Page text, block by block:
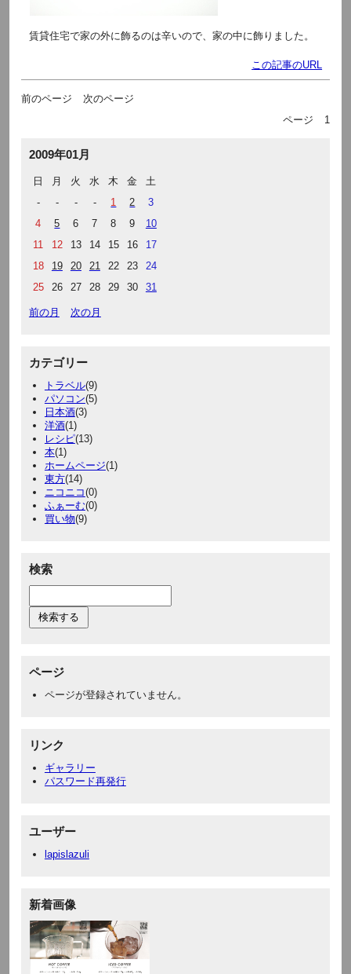
賃貸住宅で家の外に飾るのは辛いので、家の中に飾りました。
この記事のURL
前のページ
次のページ
ページ
1
2009年01月
日 月 火 水 木 金
土
-
- - - 1 2
3
4
5 6 7 8 9
10
11
12 13 14 15 16
17
18
19 20 21 22 23
24
25
26 27 28 29 30 31
前の月 次の月
カテゴリー
トラベル(9)
パソコン(5)
日本酒(3)
洋酒(1)
レシピ(13)
本(1)
ホームページ(1)
東方(14)
ニコニコ(0)
ふぁーむ(0)
買い物(9)
検索
ページ
ページが登録されていません。
リンク
ギャラリー
パスワード再発行
ユーザー
lapislazuli
新着画像